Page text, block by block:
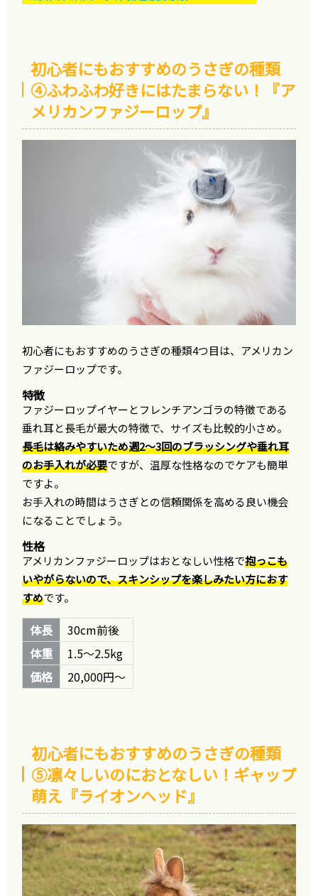
初心者にもおすすめのうさぎの種類
④ふわふわ好きにはたまらない！『ア
メリカンファジーロップ』
初心者にもおすすめのうさぎの種類4つ目は、アメリカン
ファジーロップです。
特徴
ファジーロップイヤーとフレンチアンゴラの特徴である
垂れ耳と長毛が最大の特徴で、サイズも比較的小さめ。
長毛は絡みやすいため週2～3回のブラッシングや垂れ耳
のお手入れが必要ですが、温厚な性格なのでケアも簡単
ですよ。
お手入れの時間はうさぎとの信頼関係を高める良い機会
になることでしょう。
性格
アメリカンファジーロップはおとなしい性格で抱っこも
いやがらないので、スキンシップを楽しみたい方におす
すめです。
体長
30cm前後
体重
1.5～2.5kg
価格
20,000円～
初心者にもおすすめのうさぎの種類
⑤凛々しいのにおとなしい！ギャップ
萌え『ライオンヘッド』